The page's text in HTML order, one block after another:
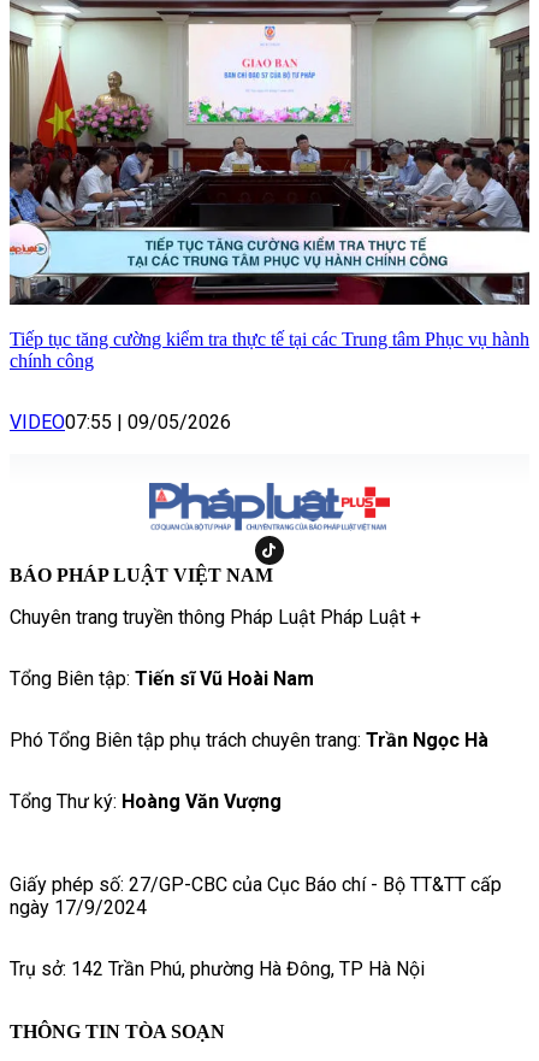
Tiếp tục tăng cường kiểm tra thực tế tại các Trung tâm Phục vụ hành
chính công
VIDEO07:55 | 09/05/2026
BÁO PHÁP LUẬT VIỆT NAM
Chuyên trang truyền thông Pháp Luật Pháp Luật +
Tổng Biên tập: Tiến sĩ Vũ Hoài Nam
Phó Tổng Biên tập phụ trách chuyên trang: Trần Ngọc Hà
Tổng Thư ký: Hoàng Văn Vượng
Giấy phép số: 27/GP-CBC của Cục Báo chí - Bộ TT&TT cấp
ngày 17/9/2024
Trụ sở: 142 Trần Phú, phường Hà Đông, TP Hà Nội
THÔNG TIN TÒA SOẠN